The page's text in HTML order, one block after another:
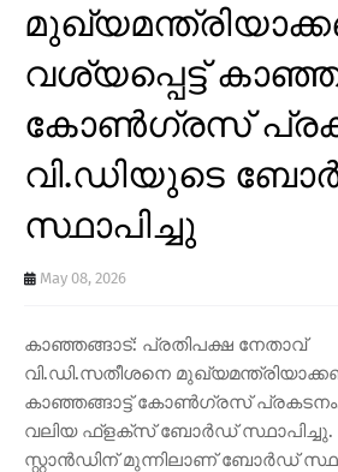
വശ്യപ്പെട്ട്
കോൺഗ്രസ്
വി.ഡിയുടെ
സ്ഥാപിച്ചു
May 08, 2026
കാഞ്ഞങ്ങാട്: പ്രതിപക്ഷ നേതാവ്
വി.ഡി.സതീശനെ
കാഞ്ഞങ്ങാട്ട് കോൺഗ്രസ്
വലിയ ഫ്ളക്സ് ബോർഡ്
സ്റ്റാൻഡിന് മുന്നിലാണ് ബോർഡ്